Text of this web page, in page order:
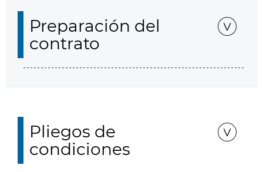
Preparación del
contrato
Pliegos de
condiciones